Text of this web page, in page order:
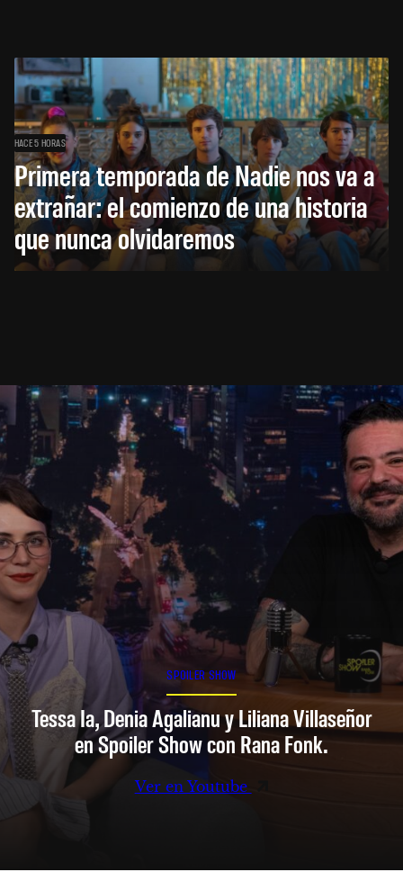
HACE 5 HORAS
Primera temporada de Nadie nos va a
extrañar: el comienzo de una historia
que nunca olvidaremos
SPOILER SHOW
Tessa Ia, Denia Agalianu y Liliana Villaseñor
en Spoiler Show con Rana Fonk.
Ver en Youtube